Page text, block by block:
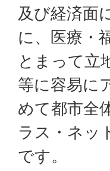
及び経済面
に、医療・
とまって立
等に容易に
めて都市全
ラス・ネッ
です。